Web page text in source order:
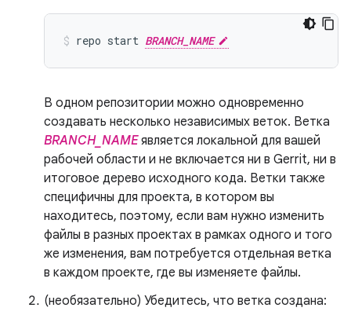
repo start BRANCH_NAME
В одном репозитории можно одновременно
создавать несколько независимых веток. Ветка
BRANCH_NAMEявляется локальной для вашей
рабочей области и не включается ни в Gerrit, ни в
итоговое дерево исходного кода. Ветки также
специфичны для проекта, в котором вы
находитесь, поэтому, если вам нужно изменить
файлы в разных проектах в рамках одного и того
же изменения, вам потребуется отдельная ветка
в каждом проекте, где вы изменяете файлы.
(необязательно) Убедитесь, что ветка создана: